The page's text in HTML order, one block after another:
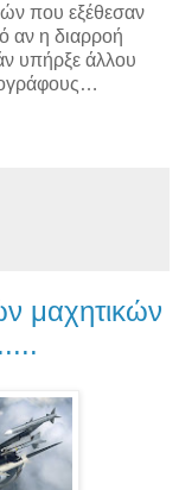
που εξέθεσαν
αν η διαρροή
υπήρξε άλλου
μαχητικών